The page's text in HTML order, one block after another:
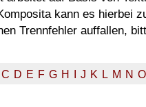
kann es hierbei
Trennfehler auffallen,
C D E F G H J K L M N O